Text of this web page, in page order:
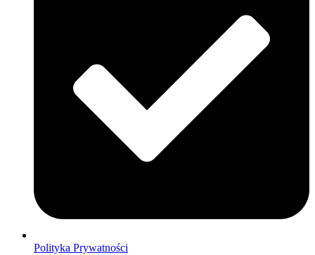
Polityka Prywatności